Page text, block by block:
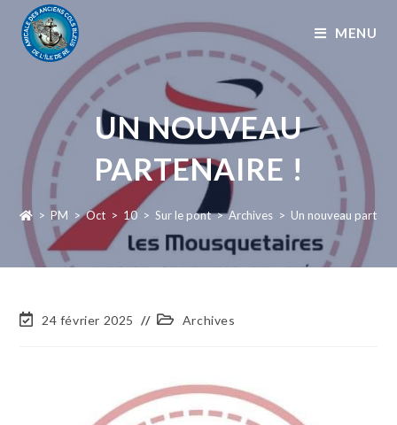
MENU
UN NOUVEAU
PARTENAIRE !
> PM > Oct > 10 > Sur le pont > Archives > Un nouveau
24 février 2025 Archives